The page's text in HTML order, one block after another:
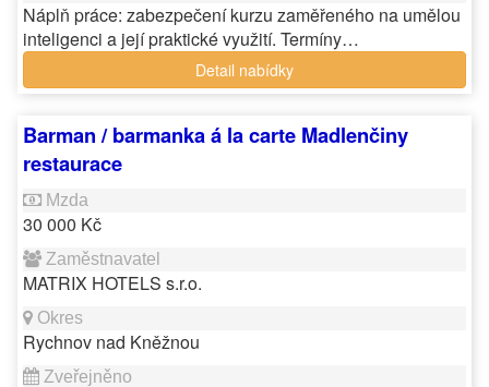
Náplň práce: zabezpečení kurzu zaměřeného na umělou
inteligenci a její praktické využití. Termíny…
Detail nabídky
Barman / barmanka á la carte Madlenčiny
restaurace
30 000 Kč
MATRIX HOTELS s.r.o.
Rychnov nad Kněžnou